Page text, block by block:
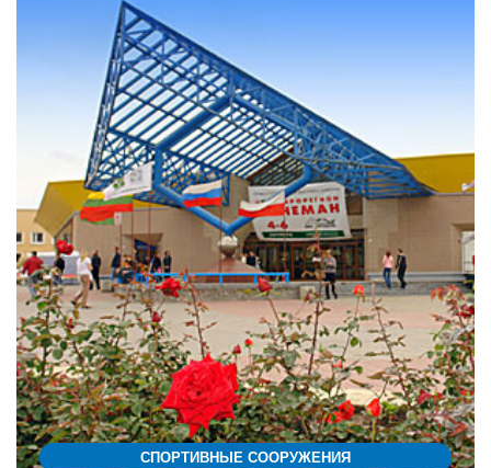
СПОРТИВНЫЕ СООРУЖЕНИЯ